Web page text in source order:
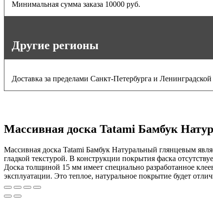
Минимальная сумма заказа 10000 руб.
Другие регионы
Доставка за пределами Санкт-Петербурга и
Массивная доска Tatami Бамбук
Массивная доска Tatami Бамбук Натуральный глянцевым
гладкой текстурой. В конструкции покрытия фаска
Доска толщиной 15 мм имеет специально разработанное
эксплуатации. Это теплое, натуральное покрытие будет